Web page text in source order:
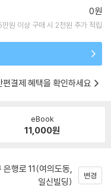
0원
만원 이상 구매 시 2천원 추가 적립
결제 혜택을 확인하세요
eBook
11,000원
행로 11(여의도동,
일신빌딩)
변경